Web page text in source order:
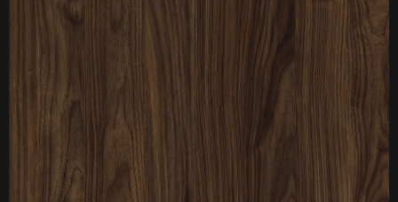
厚度：3-25mm